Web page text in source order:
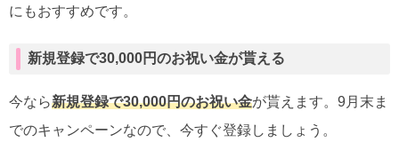
にもおすすめです。
新規登録で30,000円のお祝い金が貰える
今なら新規登録で30,000円のお祝い金が貰えます。9月末ま
でのキャンペーンなので、今すぐ登録しましょう。